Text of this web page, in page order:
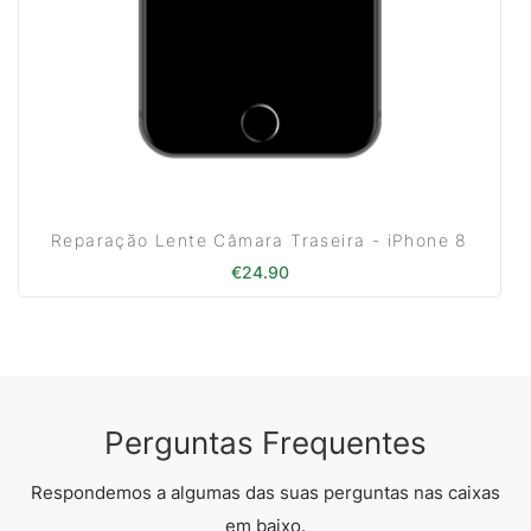
Reparação Lente Câmara Traseira - iPhone 8
€24.90
Perguntas Frequentes
Respondemos a algumas das suas perguntas nas caixas
em baixo.